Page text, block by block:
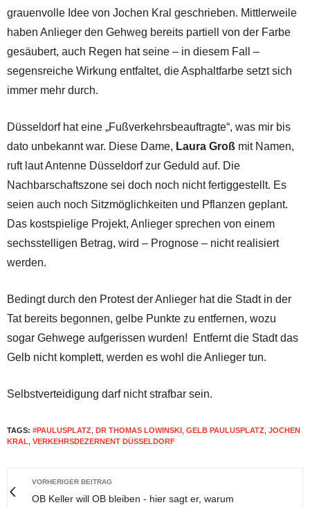
grauenvolle Idee von Jochen Kral geschrieben. Mittlerweile
haben Anlieger den Gehweg bereits partiell von der Farbe
gesäubert, auch Regen hat seine – in diesem Fall –
segensreiche Wirkung entfaltet, die Asphaltfarbe setzt sich
immer mehr durch.
Düsseldorf hat eine „Fußverkehrsbeauftragte“, was mir bis
dato unbekannt war. Diese Dame, Laura Groß mit Namen,
ruft laut Antenne Düsseldorf zur Geduld auf. Die
Nachbarschaftszone sei doch noch nicht fertiggestellt. Es
seien auch noch Sitzmöglichkeiten und Pflanzen geplant.
Das kostspielige Projekt, Anlieger sprechen von einem
sechsstelligen Betrag, wird – Prognose – nicht realisiert
werden.
Bedingt durch den Protest der Anlieger hat die Stadt in der
Tat bereits begonnen, gelbe Punkte zu entfernen, wozu
sogar Gehwege aufgerissen wurden! Entfernt die Stadt das
Gelb nicht komplett, werden es wohl die Anlieger tun.
Selbstverteidigung darf nicht strafbar sein.
TAGS: #PAULUSPLATZ DR THOMAS LOWINSKI GELB PAULUSPLATZ JOCHEN
KRAL VERKEHRSDEZERNENT DÜSSELDORF
VORHERIGER BEITRAG
OB Keller will OB bleiben - hier sagt er, warum